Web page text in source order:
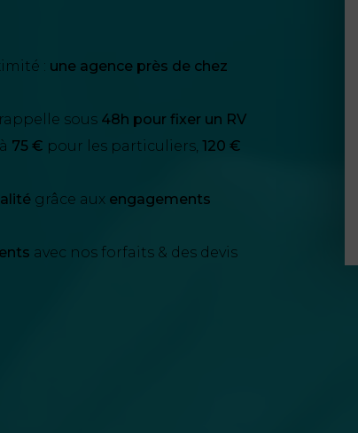
: une agence près de chez
sous 48h pour fixer un RV
75 € pour les particuliers, 120 €
grâce aux engagements
avec nos forfaits & des devis